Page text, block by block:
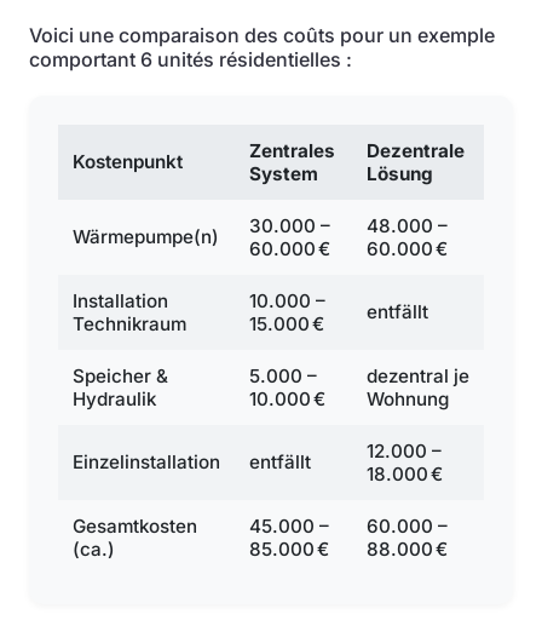
Voici une comparaison des coûts pour un exemple
comportant 6 unités résidentielles :
Kostenpunkt
Zentrales
System
Dezentrale
Lösung
Wärmepumpe(n)
30.000 –
60.000 €
48.000 –
60.000 €
Installation
Technikraum
10.000 –
15.000 €
entfällt
Speicher &
Hydraulik
5.000 –
10.000 €
dezentral je
Wohnung
Einzelinstallation entfällt
12.000 –
18.000 €
Gesamtkosten
(ca.)
45.000 –
85.000 €
60.000 –
88.000 €